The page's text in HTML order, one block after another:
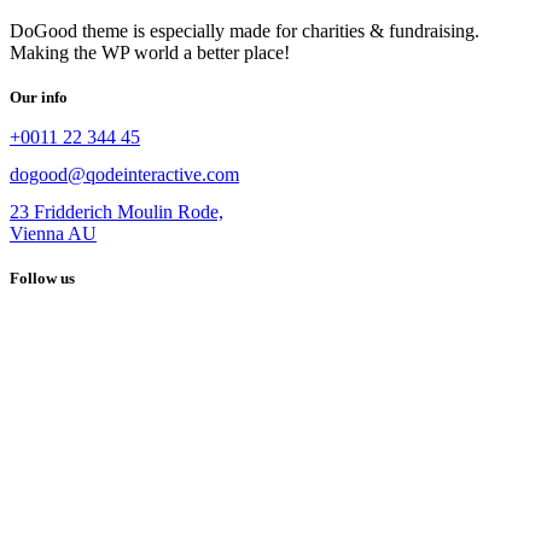
DoGood theme is especially made for charities & fundraising.
Making the WP world a better place!
Our info
+0011 22 344 45
dogood@qodeinteractive.com
23 Fridderich Moulin Rode,
Vienna AU
Follow us